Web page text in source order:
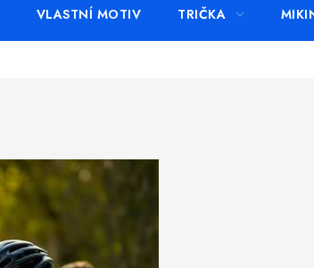
VLASTNÍ MOTIV TRIČKA